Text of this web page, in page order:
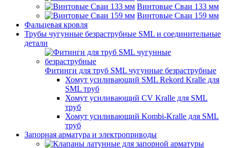
Винтовые Сваи 133 мм
Винтовые Сваи 159 мм
Фальцевая кровля
Трубы чугунные безраструбные SML и соединительные
детали
Фитинги для труб SML чугунные безраструбные
Хомут усиливающий SML Rekord Kralle для
SML труб
Хомут усиливающий CV Kralle для SML
труб
Хомут усиливающий Kombi-Kralle для SML
труб
Запорная арматура и электроприводы